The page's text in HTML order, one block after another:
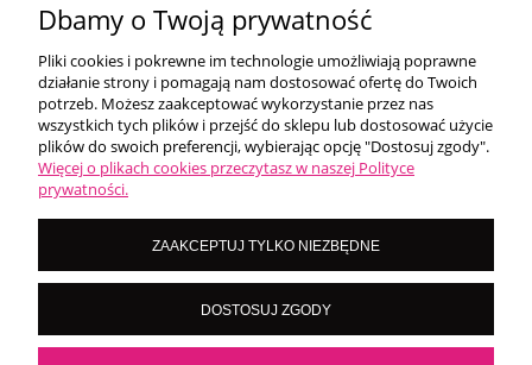
WARUNKI ZAKUPÓW
MOJE KONTO
O NAS
LoversNails Paulina Wiktorowicz | Brzozowa 7, 05-300 Targówka, woj
mazowieckie | NIP: 8222395546
Kontakt pn - pt: 8:00 - 16:00 |importmistewiczpartners@gmail.com
Dbamy o Twoją prywatność
Pliki cookies i pokrewne im technologie umożliwiają poprawne
działanie strony i pomagają nam dostosować ofertę do Twoich
potrzeb. Możesz zaakceptować wykorzystanie przez nas
wszystkich tych plików i przejść do sklepu lub dostosować użycie
plików do swoich preferencji, wybierając opcję "Dostosuj zgody".
Więcej o plikach cookies przeczytasz w naszej Polityce
prywatności.
ZAAKCEPTUJ TYLKO NIEZBĘDNE
DOSTOSUJ ZGODY